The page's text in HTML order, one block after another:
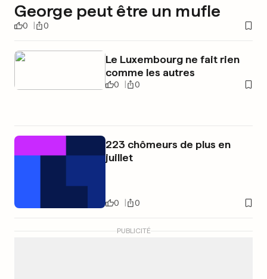
George peut être un mufle
0 0
Le Luxembourg ne fait rien
comme les autres
0 0
223 chômeurs de plus en
juillet
0 0
PUBLICITÉ